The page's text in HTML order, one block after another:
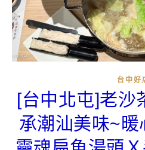
台中好
[台中北屯]老沙
承潮汕美味~暖